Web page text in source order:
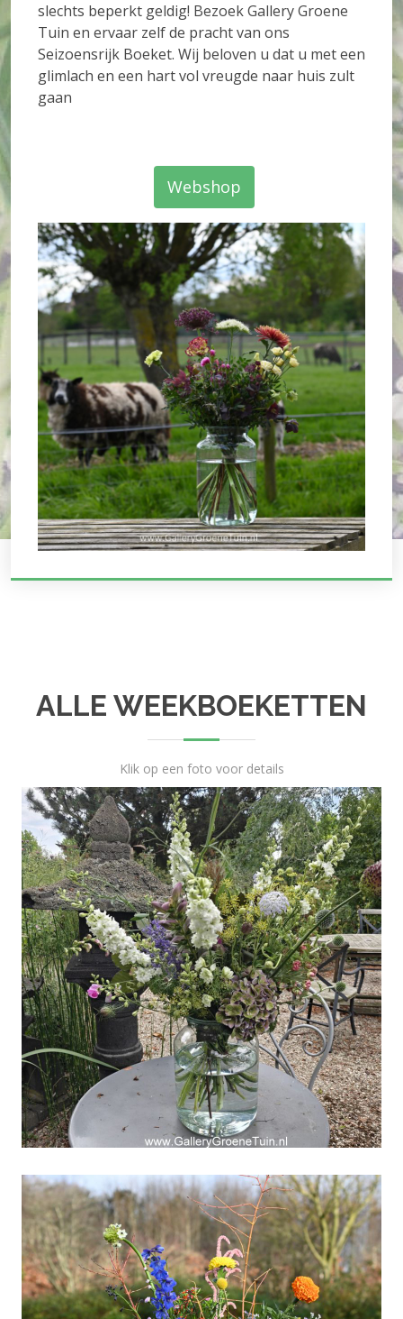
slechts beperkt geldig! Bezoek Gallery Groene
Tuin en ervaar zelf de pracht van ons
Seizoensrijk Boeket. Wij beloven u dat u met een
glimlach en een hart vol vreugde naar huis zult
gaan
ALLE WEEKBOEKETTEN
Klik op een foto voor details
Weekboeket